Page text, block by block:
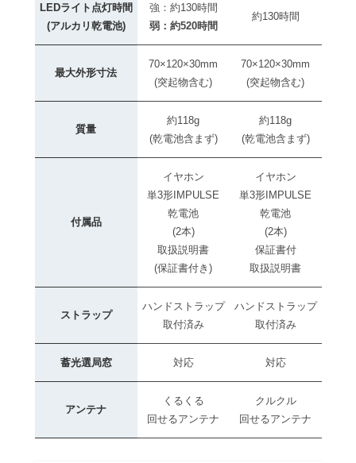
LEDライト点灯時間
(アルカリ乾電池)
強：約130時間
弱：約520時間
約130時間
最大外形寸法
70×120×30mm
(突起物含む)
70×120×30mm
(突起物含む)
質量
約118g
(乾電池含まず)
約118g
(乾電池含まず)
付属品
イヤホン
単3形IMPULSE
乾電池
(2本)
取扱説明書
(保証書付き)
イヤホン
単3形IMPULSE
乾電池
(2本)
保証書付
取扱説明書
ストラップ
ハンドストラップ
取付済み
ハンドストラップ
取付済み
蓄光選局窓 対応 対応
アンテナ
くるくる
回せるアンテナ
クルクル
回せるアンテナ